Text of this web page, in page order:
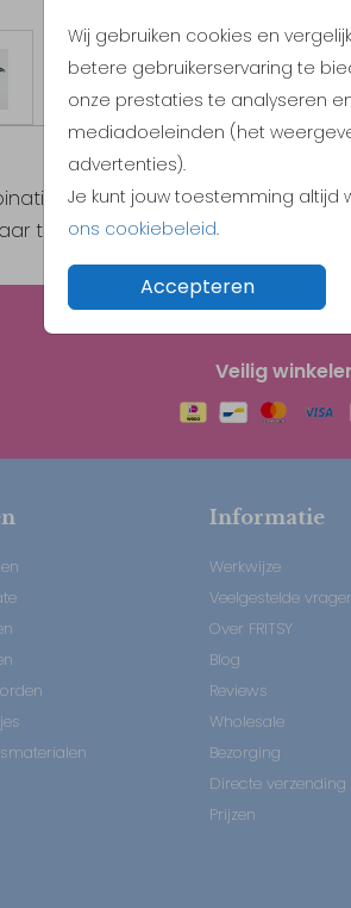
Wij gebruiken cookies en
betere gebruikerservaring te
onze prestaties te analyseren
mediadoeleinden (het
advertenties).
Je kunt jouw toestemming altijd
ons cookiebeleid.
Accepteren
met deflensringetjesom
te verbinden.
Veilig
Informatie
Werkwijze
Veelgestelde
Over FRITSY
Blog
Reviews
Wholesale
Bezorging
Directe verzending
Prijzen